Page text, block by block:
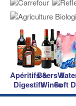
Apéritifs &
Digestifs
Beers &
WinesSoft